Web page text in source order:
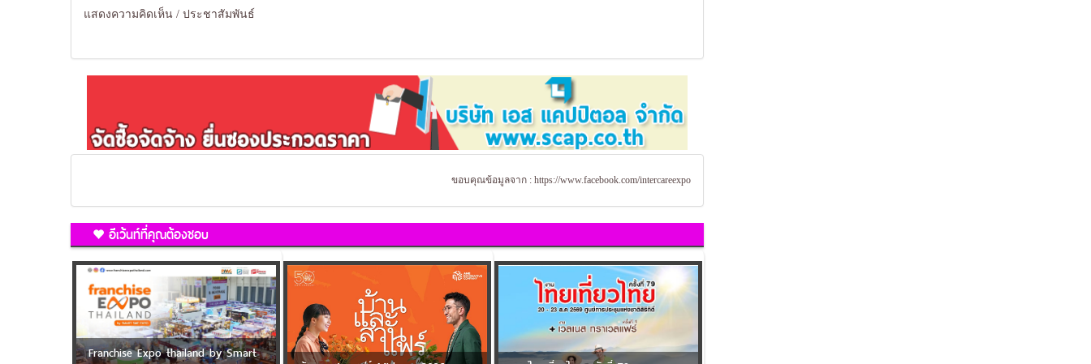
แสดงความคิดเห็น / ประชาสัมพันธ์
ขอบคุณข้อมูลจาก : https://www.facebook.com/intercareexpo
อีเว้นท์ที่คุณต้องชอบ
Franchise Expo thailand by Smart